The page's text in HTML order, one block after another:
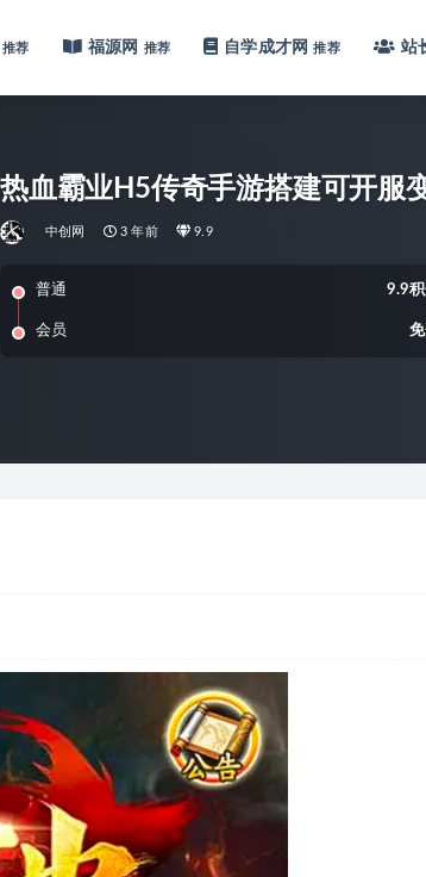
推荐 福源网 推荐 自学成才网 推荐 站
热血霸业H5传奇手游搭建可开服
中创网 3 年前 9.9
普通 9.9
会员